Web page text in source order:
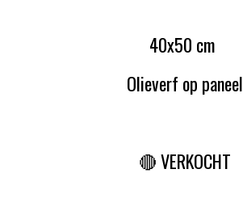
40x50 cm
Olieverf op paneel
🔴 VERKOCHT